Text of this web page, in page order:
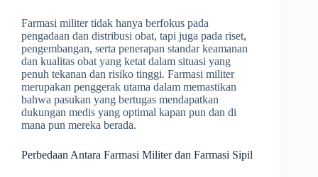
Farmasi militer tidak hanya berfokus pada
pengadaan dan distribusi obat, tapi juga pada riset,
pengembangan, serta penerapan standar keamanan
dan kualitas obat yang ketat dalam situasi yang
penuh tekanan dan risiko tinggi. Farmasi militer
merupakan penggerak utama dalam memastikan
bahwa pasukan yang bertugas mendapatkan
dukungan medis yang optimal kapan pun dan di
mana pun mereka berada.
Perbedaan Antara Farmasi Militer dan Farmasi Sipil